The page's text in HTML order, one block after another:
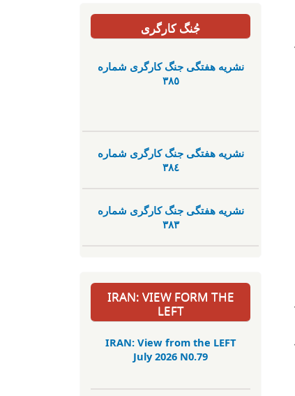
جُنگ کارگری
نشریە هفتگی جنگ کارگری شمارە
٣٨٥
نشریە هفتگی جنگ کارگری شمارە
٣٨٤
نشریە هفتگی جنگ کارگری شمارە
٣٨٣
IRAN: VIEW FORM THE
LEFT
IRAN: View from the LEFT
July 2026 N0.79